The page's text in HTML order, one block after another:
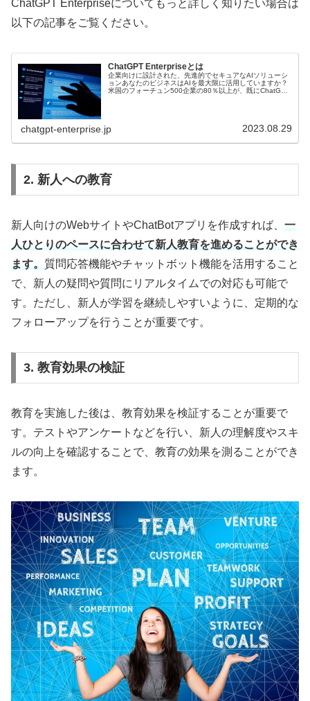
ChatGPT Enterpriseについてもっと詳しく知りたい場合は
以下の記事をご覧ください。
ChatGPT Enterpriseとは
企業向けに設計された、先進的でセキュアなAIソリューシ
ョンあなたのビジネスはAIを最大限に活用していますか？
米国のフォーチュン500企業の80％以上が、既にChatGPT
chatgpt-enterprise.jp 2023.08.29
2. 新人への教育
新人向けのWebサイトやChatBotアプリを作成すれば、 一
人ひとりのペースに合わせて新人教育を進めることができ
ます。 質問応答機能やチャットボット機能を活用すること
で、新人の疑問や質問にリアルタイムでの対応も可能で
す。ただし、新人が学習を継続しやすいように、定期的な
フォローアップを行うことが重要です。
3. 教育効果の検証
教育を実施した後は、教育効果を検証することが重要で
す。テストやアンケートなどを行い、新人の理解度やスキ
ルの向上を確認することで、教育の効果を測ることができ
ます。